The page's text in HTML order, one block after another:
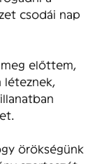
csodái nap
előttem,
léteznek,
örökségünk